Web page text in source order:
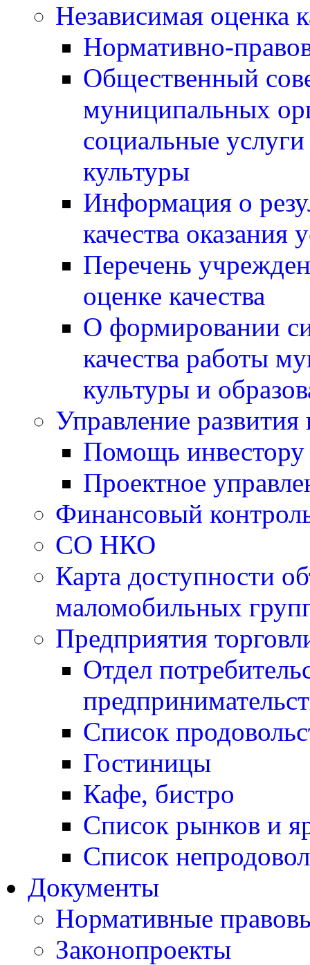
Независимая оценка
Нормативно-
Общественный
муниципальных
социальные
культуры
Информация о
качества оказания
Перечень
оценке качества
О формировании
качества работы
культуры и
Управление развития
Помощь инвестору
Проектное
Финансовый
СО НКО
Карта доступности
маломобильных
Предприятия
Отдел
Список
Гостиницы
Кафе, бистро
Cписок рынков и
Список
Документы
Нормативные
Законопроекты